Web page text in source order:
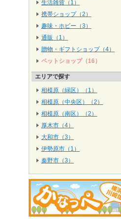
生活雑貨（1）
携帯ショップ（2）
趣味・ホビー（3）
通販（1）
贈物・ギフトショップ（4）
ペットショップ（16）
エリアで探す
相模原（緑区）（1）
相模原（中央区）（2）
相模原（南区）（2）
厚木市（4）
大和市（3）
伊勢原市（1）
秦野市（3）